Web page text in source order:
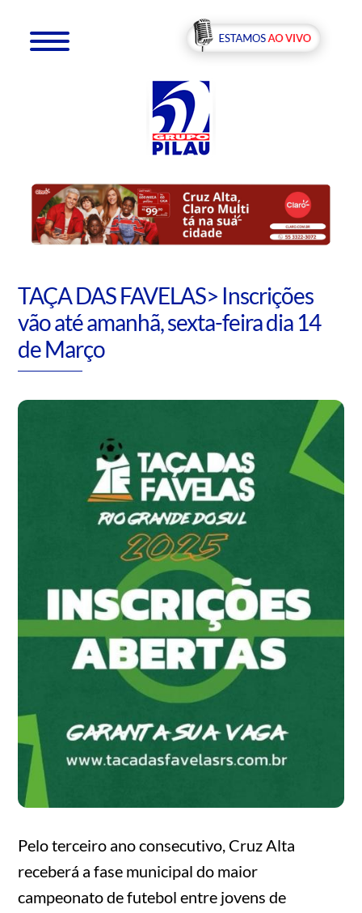
TAÇA DAS FAVELAS> Inscrições
vão até amanhã, sexta-feira dia 14
de Março
Pelo terceiro ano consecutivo, Cruz Alta
receberá a fase municipal do maior
campeonato de futebol entre jovens de